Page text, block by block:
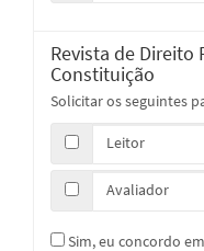
Revista de Direito
Constituição
Solicitar os seguintes
Leitor
Avaliador